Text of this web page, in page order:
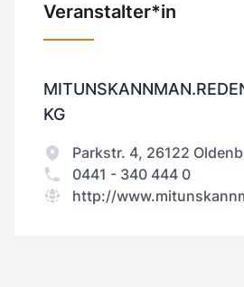
Veranstalter*in
KG
Parkstr. 4, 26122
0441 - 340 444 0
http://